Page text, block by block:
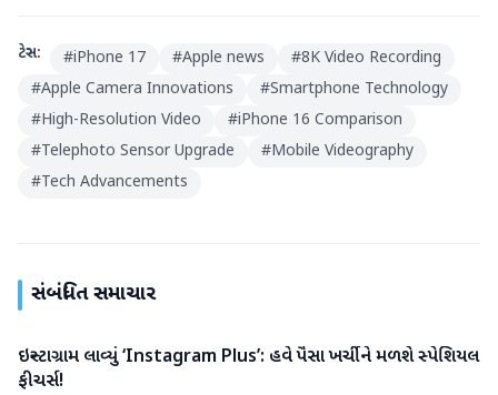
ટેગ્સ: #iPhone 17 #Apple news #8K Video Recording
#Apple Camera Innovations #Smartphone Technology
#High-Resolution Video #iPhone 16 Comparison
#Telephoto Sensor Upgrade #Mobile Videography
#Tech Advancements
સંબંધિત સમાચાર
ગેજેટ
ઇન્સ્ટાગ્રામ લાવ્યું ‘Instagram Plus’: હવે પૈસા ખર્ચીને મળશે સ્પેશિયલ
ફીચર્સ!